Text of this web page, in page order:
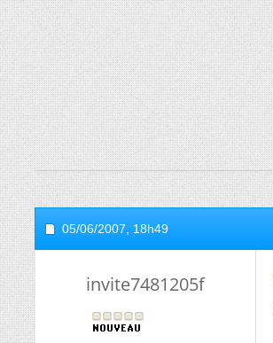
05/06/2007, 18h49
invite7481205f